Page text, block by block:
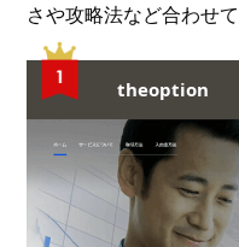
さや攻略法など合わせ
theoption